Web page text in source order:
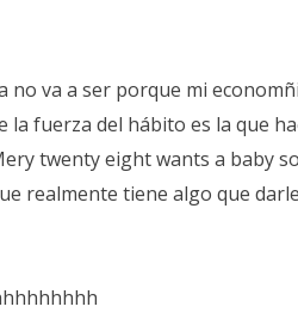
no va a ser porque mi
fuerza del hábito es la que
twenty eight wants a baby
realmente tiene algo que